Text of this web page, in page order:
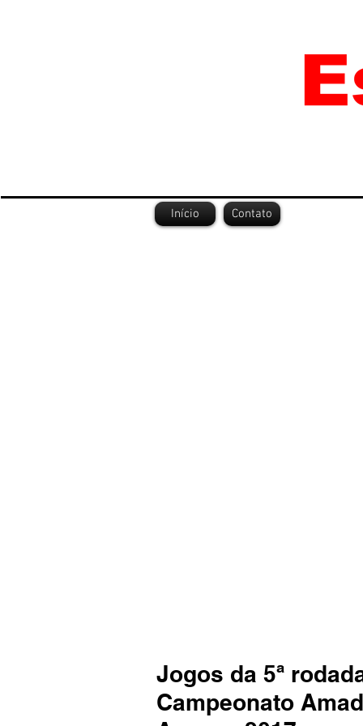
Início Contato
Jogos da 5ª
Campeonato